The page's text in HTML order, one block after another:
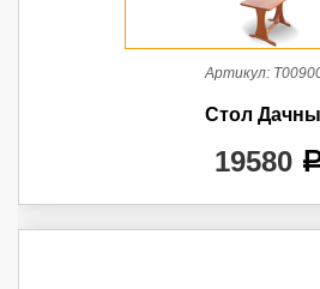
Артикул:
Стол
19580